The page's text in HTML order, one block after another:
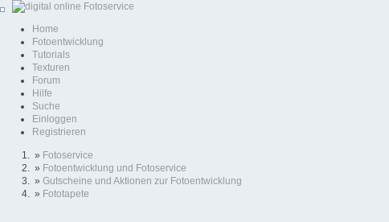
Home
Fotoentwicklung
Tutorials
Texturen
Forum
Hilfe
Suche
Einloggen
Registrieren
» Fotoservice
» Fotoentwicklung und Fotoservice
» Gutscheine und Aktionen zur Fotoentwicklung
» Fototapete